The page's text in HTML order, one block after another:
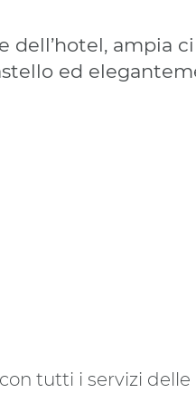
ampia
ed
tutti i servizi